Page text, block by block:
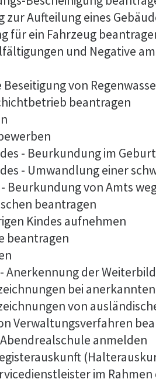
Aufteilung eines
für ein Fahrzeug
und Negative
von
beantragen
- Beurkundung im
- Umwandlung einer
Beurkundung von Amts
beantragen
Kindes aufnehmen
beantragen
Anerkennung der
bei
von
Verwaltungsverfahren
anmelden
im